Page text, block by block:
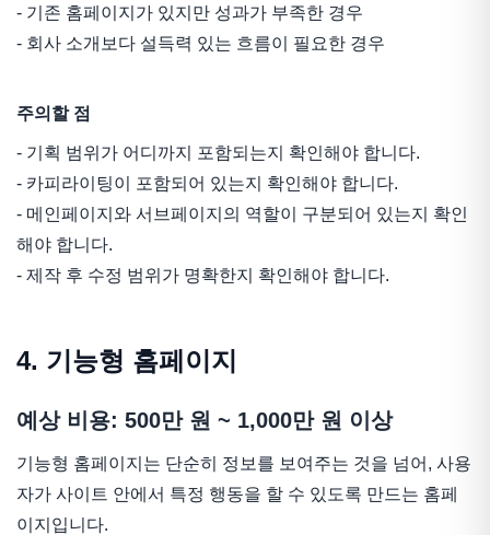
- 기존 홈페이지가 있지만 성과가 부족한 경우
- 회사 소개보다 설득력 있는 흐름이 필요한 경우
주의할 점
- 기획 범위가 어디까지 포함되는지 확인해야 합니다.
- 카피라이팅이 포함되어 있는지 확인해야 합니다.
- 메인페이지와 서브페이지의 역할이 구분되어 있는지 확인
해야 합니다.
- 제작 후 수정 범위가 명확한지 확인해야 합니다.
4. 기능형 홈페이지
예상 비용: 500만 원 ~ 1,000만 원 이상
기능형 홈페이지는 단순히 정보를 보여주는 것을 넘어, 사용
자가 사이트 안에서 특정 행동을 할 수 있도록 만드는 홈페
이지입니다.